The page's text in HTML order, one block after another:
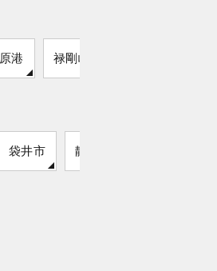
原港 禄剛崎
袋井市 静岡市